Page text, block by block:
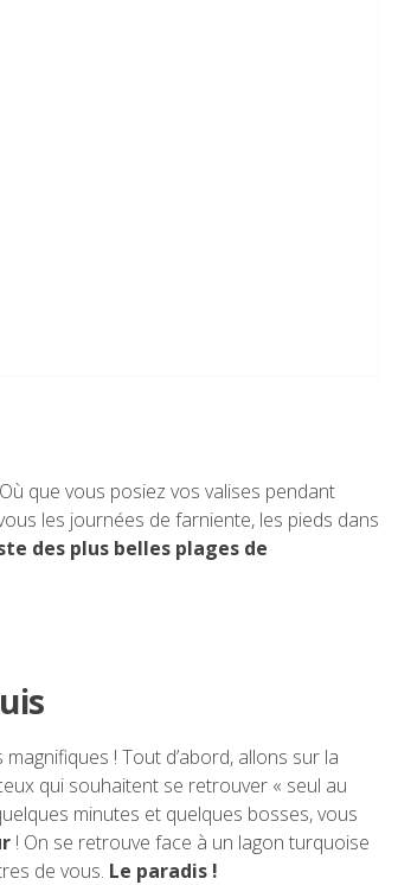
que vous posiez vos valises pendant
les journées de farniente, les pieds dans
des plus belles plages de
! Tout d’abord, allons sur la
qui souhaitent se retrouver « seul au
minutes et quelques bosses, vous
! On se retrouve face à un lagon turquoise
de vous. Le paradis !